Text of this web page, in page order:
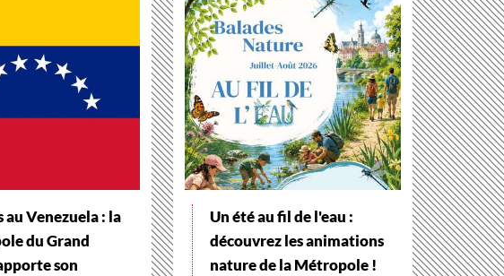
au Venezuela : la
du Grand
son
Un été au fil de l'eau :
découvrez les animations
nature de la Métropole !